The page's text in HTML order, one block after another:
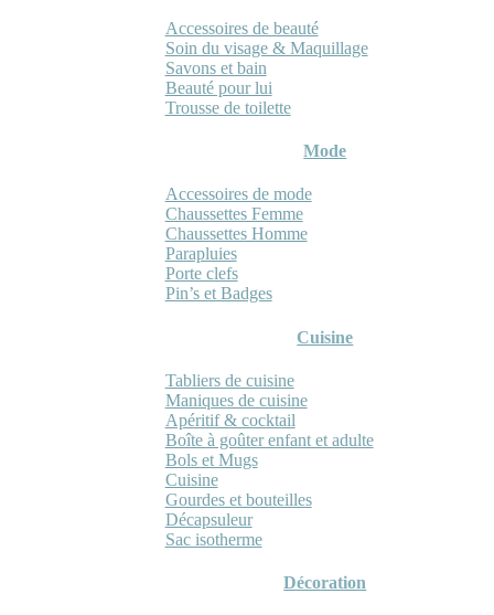
Accessoires de beauté
Soin du visage & Maquillage
Savons et bain
Beauté pour lui
Trousse de toilette
Mode
Accessoires de mode
Chaussettes Femme
Chaussettes Homme
Parapluies
Porte clefs
Pin’s et Badges
Cuisine
Tabliers de cuisine
Maniques de cuisine
Apéritif & cocktail
Boîte à goûter enfant et adulte
Bols et Mugs
Cuisine
Gourdes et bouteilles
Décapsuleur
Sac isotherme
Décoration